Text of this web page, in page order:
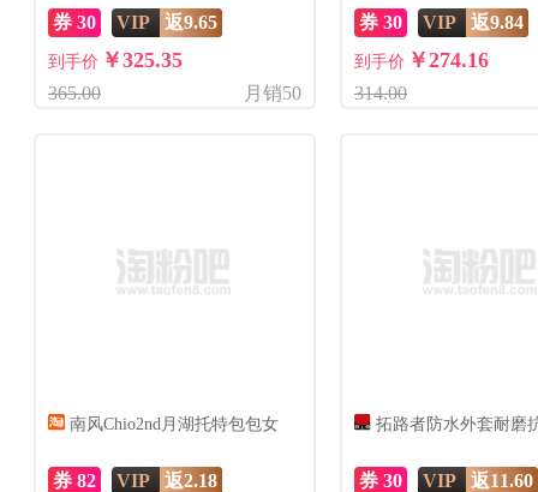
券 30 VIP 返9.65
到手价 ￥325.35
365.00 月销50
鞋女
券 30 VIP 返9.84
到手价 ￥274.16
314.00
南风Chio2nd月湖托特包包女
券 82 VIP 返2.18
拓路者防水外套耐磨
券 30 VIP 返11.60